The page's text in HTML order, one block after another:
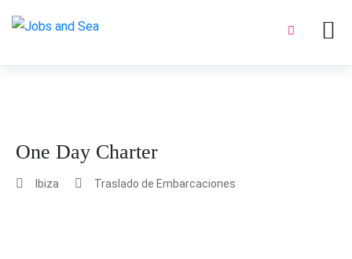
One Day Charter
Ibiza Traslado de Embarcaciones